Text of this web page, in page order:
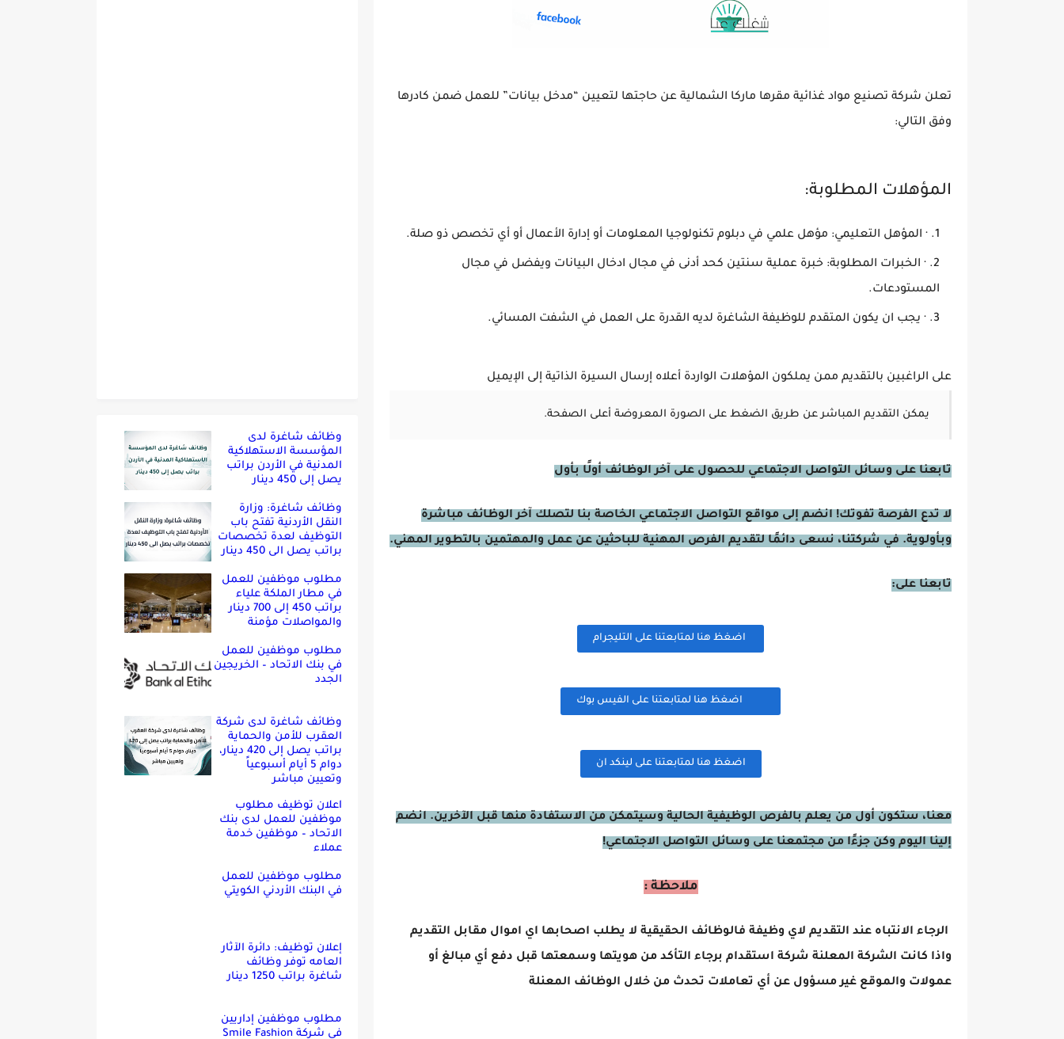
تعلن شركة تصنيع مواد غذائية مقرها ماركا الشمالية عن حاجتها لتعيين “مدخل بيانات” للعمل ضمن كادرها
وفق التالي:
المؤهلات المطلوبة:
· المؤهل التعليمي: مؤهل علمي في دبلوم تكنولوجيا المعلومات أو إدارة الأعمال أو أي تخصص ذو صلة.
· الخبرات المطلوبة: خبرة عملية سنتين كحد أدنى في مجال ادخال البيانات ويفضل في مجال
المستودعات.
· يجب ان يكون المتقدم للوظيفة الشاغرة لديه القدرة على العمل في الشفت المسائي.
على الراغبين بالتقديم ممن يملكون المؤهلات الواردة أعلاه إرسال السيرة الذاتية إلى الإيميل
يمكن التقديم المباشر عن طريق الضغط على الصورة المعروضة أعلى الصفحة.
تابعنا على وسائل التواصل الاجتماعي للحصول على آخر الوظائف أولًا بأول
لا تدع الفرصة تفوتك! انضم إلى مواقع التواصل الاجتماعي الخاصة بنا لتصلك آخر الوظائف مباشرة
وبأولوية. في شركتنا، نسعى دائمًا لتقديم الفرص المهنية للباحثين عن عمل والمهتمين بالتطوير المهني.
تابعنا على:
اضغظ هنا لمتابعتنا على التليجرام
اضغظ هنا لمتابعتنا على الفيس بوك
اضغظ هنا لمتابعتنا على لينكد ان
معنا، ستكون أول من يعلم بالفرص الوظيفية الحالية وسيتمكن من الاستفادة منها قبل الآخرين. انضم
إلينا اليوم وكن جزءًا من مجتمعنا على وسائل التواصل الاجتماعي!
ملاحظة :
الرجاء الانتباه عند التقديم لاي وظيفة فالوظائف الحقيقية لا يطلب اصحابها اي اموال مقابل التقديم
واذا كانت الشركة المعلنة شركة استقدام برجاء التأكد من هويتها وسمعتها قبل دفع أي مبالغ أو
عمولات والموقع غير مسؤول عن أي تعاملات تحدث من خلال الوظائف المعنلة
وظائف شاغرة لدى
المؤسسة الاستهلاكية
المدنية في الأردن براتب
يصل إلى 450 دينار
وظائف شاغرة: وزارة
النقل الأردنية تفتح باب
التوظيف لعدة تخصصات
براتب يصل الى 450 دينار
مطلوب موظفين للعمل
في مطار الملكة علياء
براتب 450 إلى 700 دينار
والمواصلات مؤمنة
مطلوب موظفين للعمل
في بنك الاتحاد – الخريجين
الجدد
وظائف شاغرة لدى شركة
العقرب للأمن والحماية
براتب يصل إلى 420 دينار،
دوام 5 أيام أسبوعياً
وتعيين مباشر
اعلان توظيف مطلوب
موظفين للعمل لدى بنك
الاتحاد – موظفين خدمة
عملاء
مطلوب موظفين للعمل
في البنك الأردني الكويتي
إعلان توظيف: دائرة الآثار
العامه توفر وظائف
شاغرة براتب 1250 دينار
مطلوب موظفين إداريين
في شركة Smile Fashion